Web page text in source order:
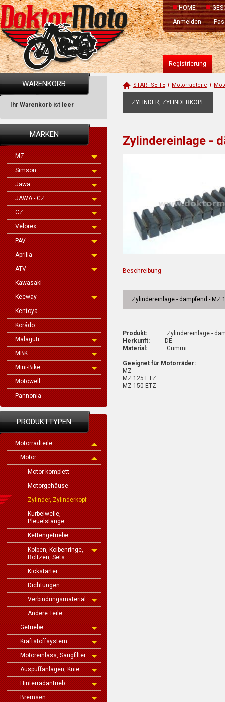
HOME
Anmelden
Registrierung
WARENKORB
Ihr Warenkorb ist leer
MARKEN
MZ
Simson
Jawa
JAWA - CZ
CZ
Velorex
PAV
Aprilia
ATV
Kawasaki
Keeway
Kentoya
Korádo
Malaguti
MBK
Mini-Bike
Motowell
Pannonia
PRODUKTTYPEN
Motorradteile
Motor
Motor komplett
Motorgehäuse
Zylinder, Zylinderkopf
Kurbelwelle,
Pleuelstange
Kettengetriebe
Kolben, Kolbenringe,
Boltzen, Sets
Kickstarter
Dichtungen
Verbindungsmaterial
Andere Teile
Getriebe
Kraftstoffsystem
Motoreinlass, Saugfilter
Auspuffanlagen, Knie
Hinterradantrieb
Bremsen
STARTSEITE + Motorradteile +
ZYLINDER, ZYLINDERKOPF
Zylindereinlage -
Beschreibung
Zylindereinlage - dämpfend - MZ
Produkt: Zylindereinlage -
Herkunft: DE
Material: Gummi
Geeignet für Motorräder:
MZ
MZ 125 ETZ
MZ 150 ETZ